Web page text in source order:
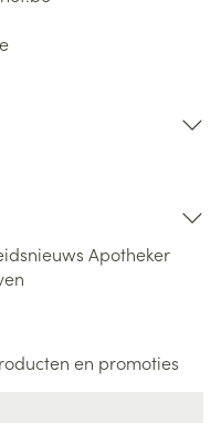
Apotheker
en promoties